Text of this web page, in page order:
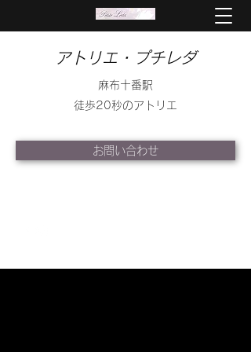
アトリエ・プチレダ
麻布十番駅
徒歩20秒のアトリエ
お問い合わせ